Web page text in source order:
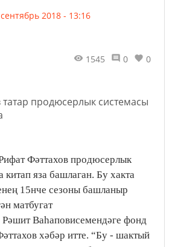
2018 - 13:16
1545 0 0
Фәттахов продюсерлык
яза башлаган. Бу хакта
15нче сезоны башланыр
матбугат
Ваһаповисемендәге фонд
хәбәр итте. “Бу - шактый